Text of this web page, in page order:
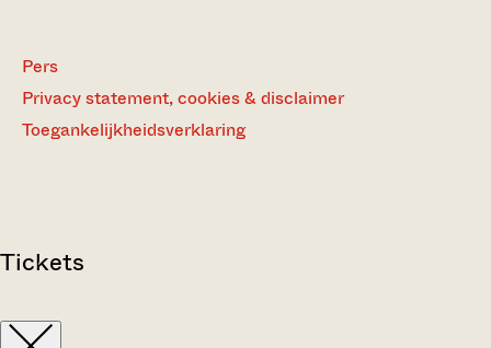
Pers
Privacy statement, cookies & disclaimer
Toegankelijkheidsverklaring
Tickets